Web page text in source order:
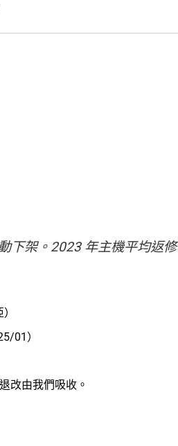
下架。2023 年主機平均返
01）
改由我們吸收。